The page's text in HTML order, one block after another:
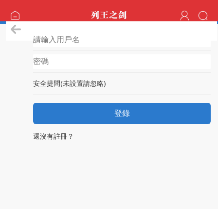
安全提問(未設置請忽略)
登錄
還沒有註冊？